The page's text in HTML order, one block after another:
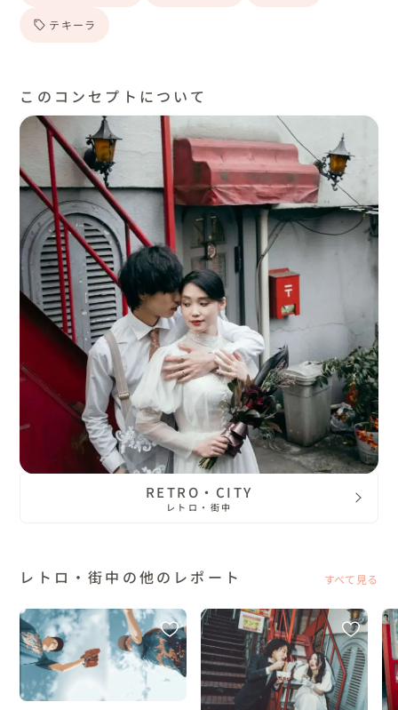
テキーラ
このコンセプトについて
RETRO・CITY
レトロ・街中
レトロ・街中の他のレポート すべて見る